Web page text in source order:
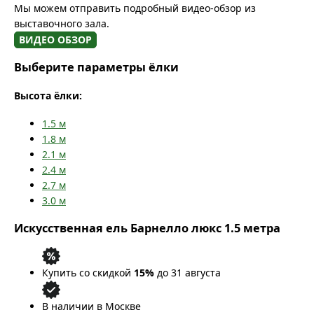
Мы можем отправить подробный видео-обзор из
выставочного зала.
ВИДЕО ОБЗОР
Выберите параметры ёлки
Высота ёлки:
1.5 м
1.8 м
2.1 м
2.4 м
2.7 м
3.0 м
Искусственная ель Барнелло люкс 1.5 метра
Купить со скидкой 15% до 31 августа
В наличии в Москве